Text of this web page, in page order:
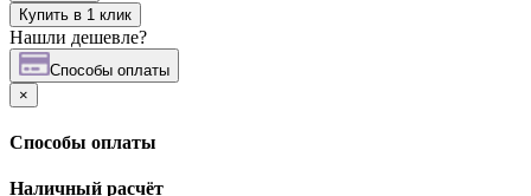
Купить в 1 клик
Нашли дешевле?
Cпособы оплаты
×
Cпособы оплаты
Наличный расчёт